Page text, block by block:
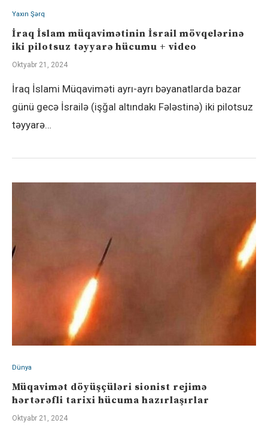
Yaxın Şərq
İraq İslam müqavimətinin İsrail mövqelərinə
iki pilotsuz təyyarə hücumu + video
Oktyabr 21, 2024
İraq İslami Müqaviməti ayrı-ayrı bəyanatlarda bazar
günü gecə İsrailə (işğal altındakı Fələstinə) iki pilotsuz
təyyarə…
Dünya
Müqavimət döyüşçüləri sionist rejimə
hərtərəfli tarixi hücuma hazırlaşırlar
Oktyabr 21, 2024